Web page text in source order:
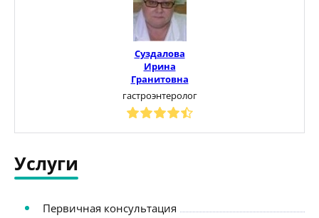
Суздалова
Ирина
Гранитовна
гастроэнтеролог
Услуги
Первичная консультация